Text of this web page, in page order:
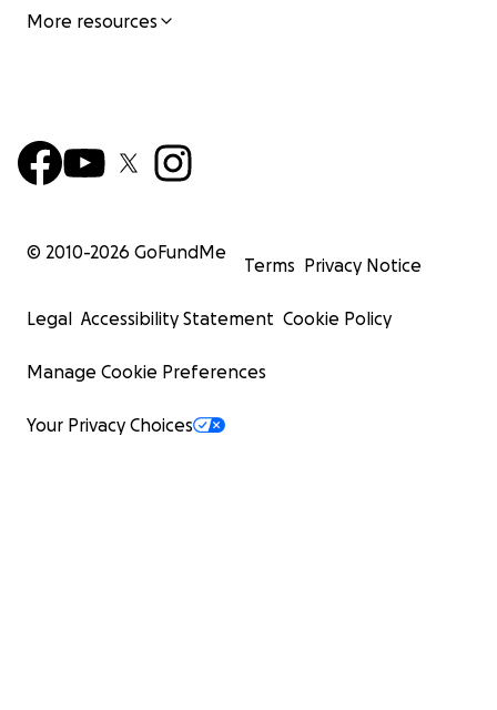
More resources
© 2010-2026 GoFundMe
Terms Privacy Notice
Legal Accessibility Statement Cookie Policy
Manage Cookie Preferences
Your Privacy Choices